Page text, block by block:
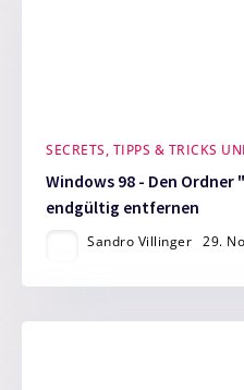
SECRETS, TIPPS & TRICKS
Windows 98 - Den
endgültig entfernen
Sandro Villinger 29.